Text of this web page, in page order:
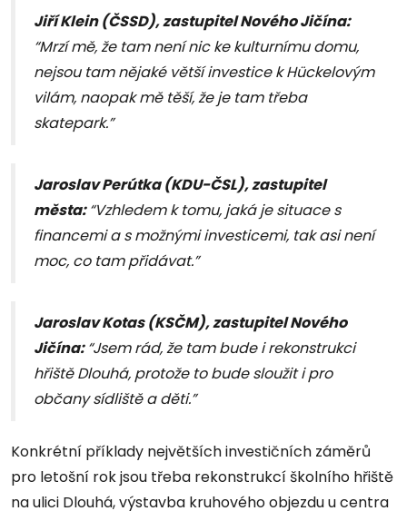
Jiří Klein (ČSSD), zastupitel Nového Jičína:
“Mrzí mě, že tam není nic ke kulturnímu domu,
nejsou tam nějaké větší investice k Hückelovým
vilám, naopak mě těší, že je tam třeba
skatepark.”
Jaroslav Perútka (KDU-ČSL), zastupitel
města:“Vzhledem k tomu, jaká je situace s
financemi a s možnými investicemi, tak asi není
moc, co tam přidávat.”
Jaroslav Kotas (KSČM), zastupitel Nového
Jičína:“Jsem rád, že tam bude i rekonstrukci
hřiště Dlouhá, protože to bude sloužit i pro
občany sídliště a děti.”
Konkrétní příklady největších investičních záměrů
pro letošní rok jsou třeba rekonstrukcí školního hřiště
na ulici Dlouhá, výstavba kruhového objezdu u centra